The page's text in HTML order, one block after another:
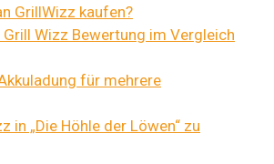
GrillWizz kaufen?
Wizz Bewertung im Vergleich
für mehrere
in „Die Höhle der Löwen“ zu